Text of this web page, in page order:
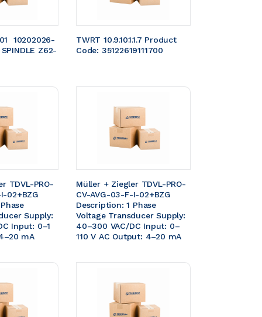
10202026-
Z62-
TWRT 10.9.10.1.1.7 Product
Code: 35122619111700
TDVL-PRO-
02+BZG
Supply:
Input: 0–1
mA
Müller + Ziegler TDVL-PRO-
CV-AVG-03-F-I-02+BZG
Description: 1 Phase
Voltage Transducer Supply:
40–300 VAC/DC Input: 0–
110 V AC Output: 4–20 mA